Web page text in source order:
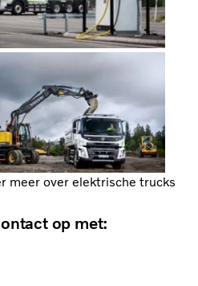
meer over elektrische trucks
op met: